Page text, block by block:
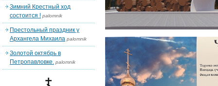
Зимний Крестный ход
состоится ! palomnik
Престольный праздник у
Архангела Михаила palomnik
Золотой октябрь в
Петропавловке. palomnik